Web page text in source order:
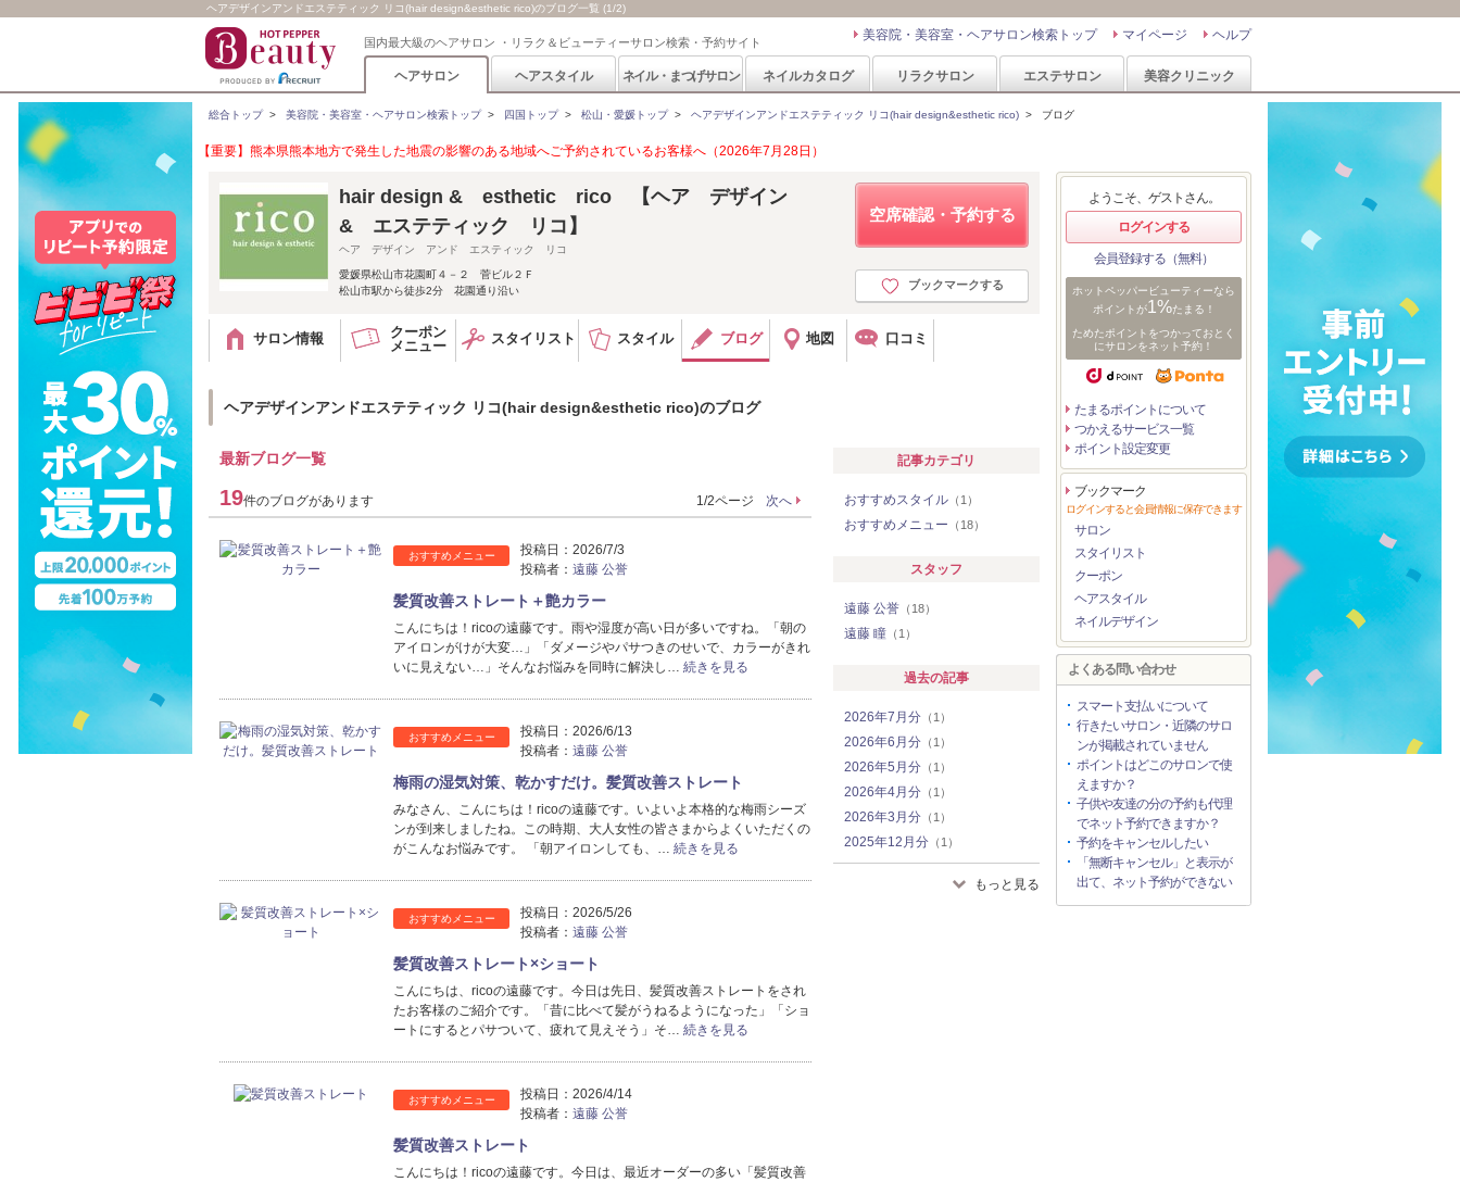
ヘアデザインアンドエステティック リコ(hair design&esthetic rico)のブログ一覧 (1/2)
国内最大級のヘアサロン ・リラク＆ビューティーサロン検索・予約サイト ヘルプ
マイページ
美容院・美容室・ヘアサロン検索トップ
ヘアサロン ヘアスタイル ネイル・まつげサロン ネイルカタログ リラクサロン エステサロン 美容クリニック
総合トップ> 美容院・美容室・ヘアサロン検索トップ> 四国トップ> 松山・愛媛トップ> ヘアデザインアンドエステティック リコ(hair design&esthetic rico) > ブログ
【重要】熊本県熊本地方で発生した地震の影響のある地域へご予約されているお客様へ（2026年7月28日）
空席確認・予約する
ブックマークする
hair design & esthetic rico 【ヘア デザイン
& エステティック リコ】
ヘア デザイン アンド エスティック リコ
愛媛県松山市花園町４－２ 菅ビル２Ｆ
松山市駅から徒歩2分 花園通り沿い
サロン情報
クーポン
メニュー
スタイリスト スタイル ブログ 地図 口コミ
ヘアデザインアンドエステティック リコ(hair design&esthetic rico)のブログ
最新ブログ一覧
19件のブログがあります 1/2ページ 次へ
おすすめメニュー 投稿日： 2026/7/3
投稿者： 遠藤 公誉
髪質改善ストレート＋艶カラー
こんにちは！ricoの遠藤です。雨や湿度が高い日が多いですね。「朝の
アイロンがけが大変…」「ダメージやパサつきのせいで、カラーがきれ
いに見えない…」そんなお悩みを同時に解決し… 続きを見る
おすすめメニュー 投稿日： 2026/6/13
投稿者： 遠藤 公誉
梅雨の湿気対策、乾かすだけ。髪質改善ストレート
みなさん、こんにちは！ricoの遠藤です。いよいよ本格的な梅雨シーズ
ンが到来しましたね。この時期、大人女性の皆さまからよくいただくの
がこんなお悩みです。 「朝アイロンしても、… 続きを見る
おすすめメニュー 投稿日： 2026/5/26
投稿者： 遠藤 公誉
髪質改善ストレート×ショート
こんにちは、ricoの遠藤です。今日は先日、髪質改善ストレートをされ
たお客様のご紹介です。「昔に比べて髪がうねるようになった」「ショ
ートにするとパサついて、疲れて見えそう」そ… 続きを見る
おすすめメニュー 投稿日： 2026/4/14
投稿者： 遠藤 公誉
髪質改善ストレート
こんにちは！ricoの遠藤です。今日は、最近オーダーの多い「髪質改善
記事カテゴリ
おすすめスタイル （1）
おすすめメニュー （18）
スタッフ
遠藤 公誉 （18）
遠藤 瞳 （1）
過去の記事
2026年7月分 （1）
2026年6月分 （1）
2026年5月分 （1）
2026年4月分 （1）
2026年3月分 （1）
2025年12月分 （1）
2025年11月分（1）
（1） もっと見る
ようこそ、ゲストさん。
ログインする
会員登録する（無料）
ホットペッパービューティーなら
ポイントが1%たまる！
ためたポイントをつかっておとく
にサロンをネット予約！
たまるポイントについて
つかえるサービス一覧
ポイント設定変更
ブックマーク
ログインすると会員情報に保存できます
サロン
スタイリスト
クーポン
ヘアスタイル
ネイルデザイン
よくある問い合わせ
スマート支払いについて
行きたいサロン・近隣のサロ
ンが掲載されていません
ポイントはどこのサロンで使
えますか？
子供や友達の分の予約も代理
でネット予約できますか？
予約をキャンセルしたい
「無断キャンセル」と表示が
出て、ネット予約ができない